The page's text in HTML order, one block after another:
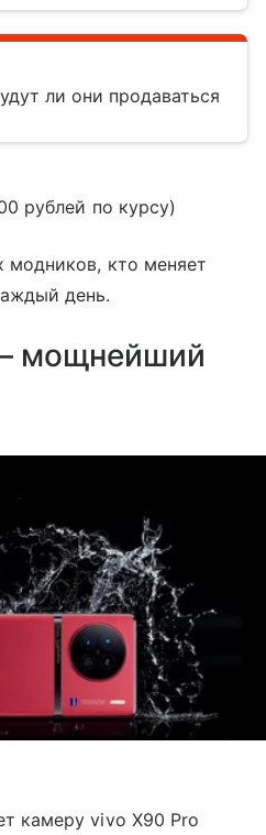
ли они продаваться
рублей по курсу)
модников, кто меняет
день.
мощнейший
камеру vivo X90 Pro